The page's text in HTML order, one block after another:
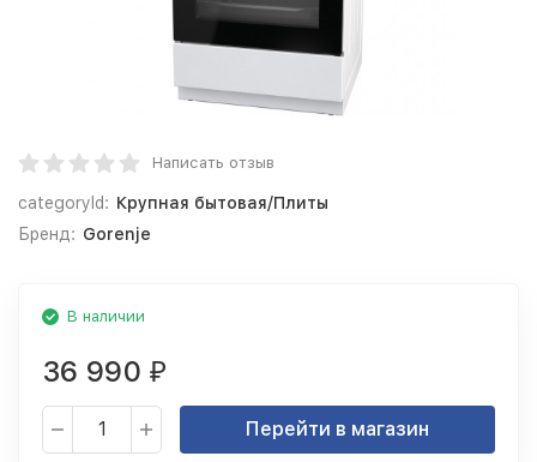
Написать отзыв
categoryId: Крупная бытовая/Плиты
Бренд: Gorenje
В наличии
36 990 ₽
Перейти в магазин